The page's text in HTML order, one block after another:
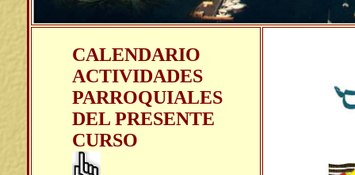
CALENDARIO
ACTIVIDADES
PARROQUIALES
DEL PRESENTE
CURSO